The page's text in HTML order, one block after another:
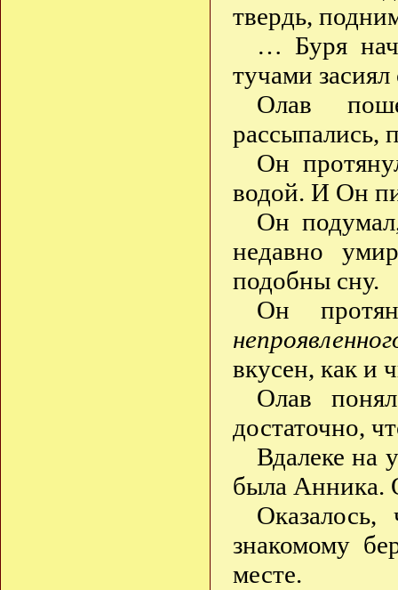
твердь,
… Буря
тучами
Олав
рассыпались,
Он
водой. И Он
Он
недавно
подобны сну.
Он
вкусен, как и
Олав
достаточно,
Вдалеке на
была Анника.
знакомому
месте.